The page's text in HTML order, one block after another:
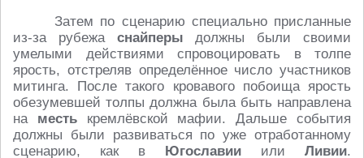
Затем по сценарию специально присланные
из-за рубежа снайперы должны были своими
умелыми действиями спровоцировать в толпе
ярость, отстреляв определённое число участников
митинга. После такого кровавого побоища ярость
обезумевшей толпы должна была быть направлена
на местькремлёвской мафии. Дальше события
должны были развиваться по уже отработанному
сценарию, как в Югославии или Ливии.